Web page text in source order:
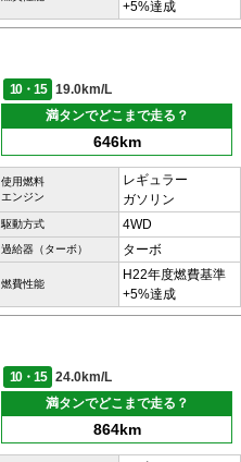
+5%達成
10・15
19.0km/L
満タンでどこまで走る？
646km
使用燃料
エンジン
レギュラー
ガソリン
駆動方式 4WD
過給器（ターボ） ターボ
燃費性能
H22年度燃費基準
+5%達成
10・15
24.0km/L
満タンでどこまで走る？
864km